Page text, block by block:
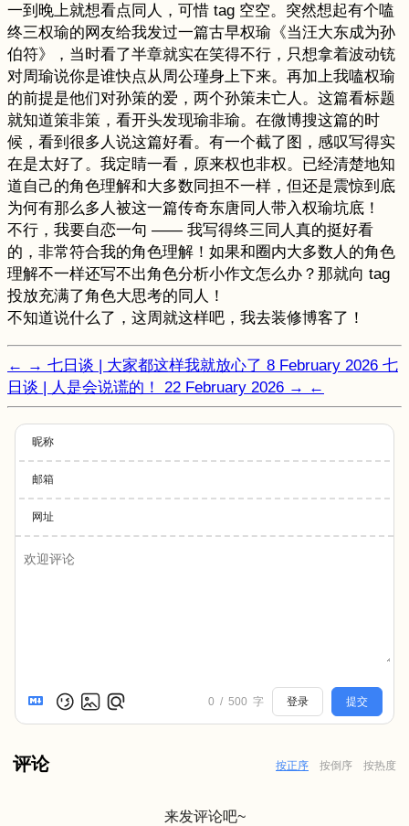
一到晚上就想看点同人，可惜 tag 空空。突然想起有个嗑
终三权瑜的网友给我发过一篇古早权瑜《当汪大东成为孙
伯符》，当时看了半章就实在笑得不行，只想拿着波动铳
对周瑜说你是谁快点从周公瑾身上下来。再加上我嗑权瑜
的前提是他们对孙策的爱，两个孙策未亡人。这篇看标题
就知道策非策，看开头发现瑜非瑜。在微博搜这篇的时
候，看到很多人说这篇好看。有一个截了图，感叹写得实
在是太好了。我定睛一看，原来权也非权。已经清楚地知
道自己的角色理解和大多数同担不一样，但还是震惊到底
为何有那么多人被这一篇传奇东唐同人带入权瑜坑底！
不行，我要自恋一句 —— 我写得终三同人真的挺好看
的，非常符合我的角色理解！如果和圈内大多数人的角色
理解不一样还写不出角色分析小作文怎么办？那就向 tag
投放充满了角色大思考的同人！
不知道说什么了，这周就这样吧，我去装修博客了！
← → 七日谈 | 大家都这样我就放心了 8 February 2026 七
日谈 | 人是会说谎的！ 22 February 2026 → ←
昵称
邮箱
网址
0 / 500 字 登录 提交
评论 按正序 按倒序 按热度
来发评论吧~